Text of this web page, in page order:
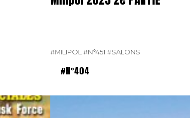
#MILIPOL#N°451 #SALONS
#N°404